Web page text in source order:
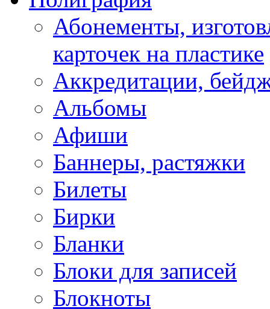
Абонементы,
карточек на пластике
Аккредитации,
Альбомы
Афиши
Баннеры, растяжки
Билеты
Бирки
Бланки
Блоки для записей
Блокноты